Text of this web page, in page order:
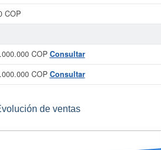
COP
COP Consultar
COP Consultar
de ventas